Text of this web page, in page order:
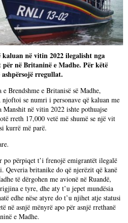
kaluan në vitin 2022 ilegalisht nga
në Britaninë e Madhe. Për këtë
rregullat.
Brendshme e Britanisë së Madhe,
se numri i personave që kaluan me
në vitin 2022 ishte pothuajse
rreth 17,000 vetë më shumë se një vit
kurrë më parë.
po përpiqet t’i frenojë emigrantët ilegalë
Qeveria britanike do që njerëzit që kanë
të dërgohen me avionë në Ruandë,
e tyre, dhe aty t’u jepet mundësia
edhe nëse atyre do t’u njihet atje statusi
në asnjë mënyrë apo për asnjë rrethanë
e Madhe.